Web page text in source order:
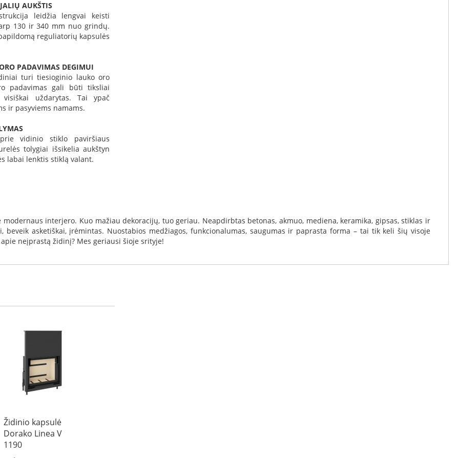
AUKŠTIS
leidžia lengvai keisti
130 ir 340 mm nuo grindų.
reguliatorių kapsulės
PADAVIMAS DEGIMUI
turi tiesioginio lauko oro
padavimas gali būti tiksliai
visiškai uždarytas. Tai ypač
ir pasyviems namams.
vidinio stiklo paviršiaus
tolygiai išsikelia aukštyn
labai lenktis stiklą valant.
interjero. Kuo mažiau dekoracijų, tuo geriau. Neapdirbtas betonas, akmuo, mediena, keramika, gipsas, stiklas ir
asketiškai, įrėmintas. Nuostabios medžiagos, funkcionalumas, saugumas ir paprasta forma – tai tik keli šių visoje
neįprastą židinį? Mes geriausi šioje srityje!
Židinio kapsulė
Dorako Linea V
1190